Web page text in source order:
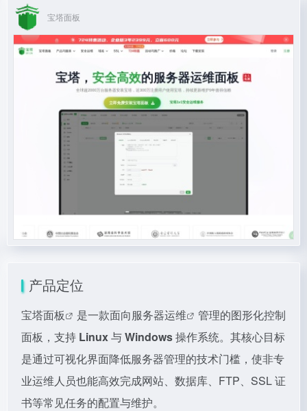
宝塔面板
产品定位
宝塔面板 是一款面向服务器运维
管理的图形化控制
面板，支持 Linux与Windows操作系统。其核心目标
是通过可视化界面降低服务器管理的技术门槛，使非专
业运维人员也能高效完成网站、数据库、FTP、SSL 证
书等常见任务的配置与维护。